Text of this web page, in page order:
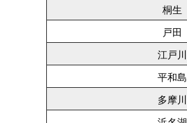
桐生
戸田
江戸川
平和島
多摩川